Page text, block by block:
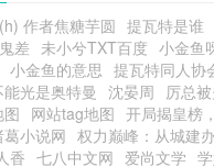
作者焦糖芋圆 提瓦特是谁
差 未小兮TXT百度 小金鱼
小金鱼的意思 提瓦特同人协
光是奥特曼 沈晏周 厉总
图 网站tag地图 开局揭皇榜
葛小说网 权力巅峰：从城建
香 七八中文网 爱尚文学